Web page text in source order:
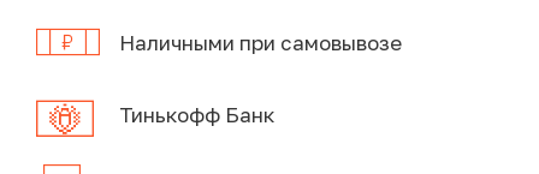
Наличными при самовывозе
Тинькофф Банк